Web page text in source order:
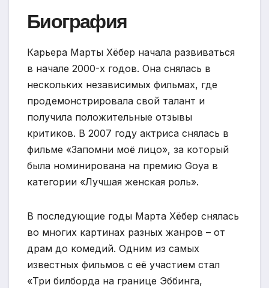
Биография
Карьера Марты Хёбер начала развиваться
в начале 2000-х годов. Она снялась в
нескольких независимых фильмах, где
продемонстрировала свой талант и
получила положительные отзывы
критиков. В 2007 году актриса снялась в
фильме «Запомни моё лицо», за который
была номинирована на премию Goya в
категории «Лучшая женская роль».
В последующие годы Марта Хёбер снялась
во многих картинах разных жанров – от
драм до комедий. Одним из самых
известных фильмов с её участием стал
«Три билборда на границе Эббинга,